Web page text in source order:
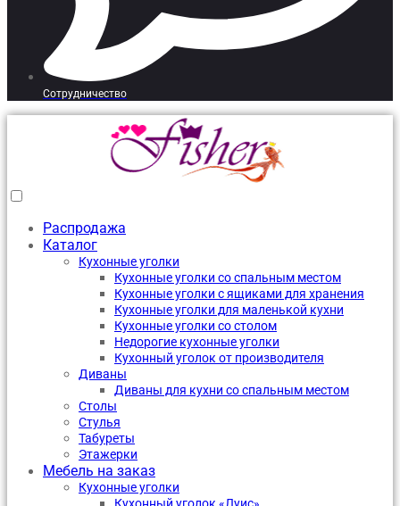
Сотрудничество
Распродажа
Каталог
Кухонные уголки
Кухонные уголки со спальным местом
Кухонные уголки с ящиками для хранения
Кухонные уголки для маленькой кухни
Кухонные уголки со столом
Недорогие кухонные уголки
Кухонный уголок от производителя
Диваны
Диваны для кухни со спальным местом
Столы
Стулья
Табуреты
Этажерки
Мебель на заказ
Кухонные уголки